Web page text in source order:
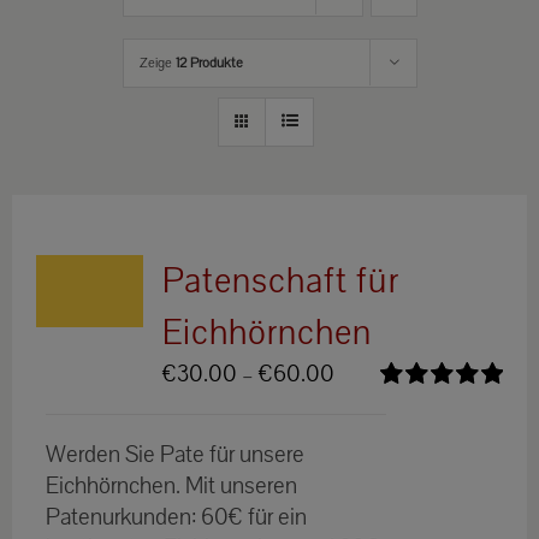
Zeige 12 Produkte
Patenschaft für
Eichhörnchen
€30.00 – €60.00Preisspanne:
Werden Sie Pate für unsere
Eichhörnchen. Mit unseren
Patenurkunden: 60€ für ein